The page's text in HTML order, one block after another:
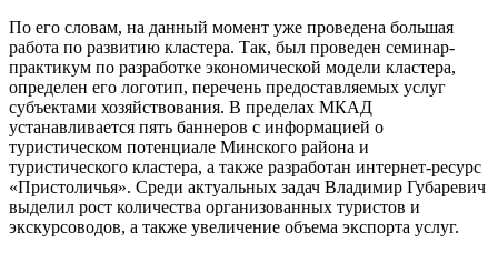
По его словам, на данный момент уже проведена большая
работа по развитию кластера. Так, был проведен семинар-
практикум по разработке экономической модели кластера,
определен его логотип, перечень предоставляемых услуг
субъектами хозяйствования. В пределах МКАД
устанавливается пять баннеров с информацией о
туристическом потенциале Минского района и
туристического кластера, а также разработан интернет-ресурс
«Пристоличья». Среди актуальных задач Владимир Губаревич
выделил рост количества организованных туристов и
экскурсоводов, а также увеличение объема экспорта услуг.